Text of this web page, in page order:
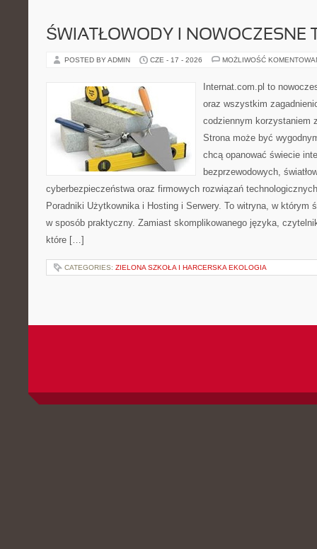
ŚWIATŁOWODY I NOWOCZESNE
POSTED BY ADMIN CZE - 17 - 2026 MOŻLIWOŚĆ
Internat.com.pl to
oraz wszystkim
codziennym korzystaniem
Strona może być
chcą opanować świecie
bezprzewodowych,
cyberbezpieczeństwa oraz firmowych rozwiązań
Poradniki Użytkownika i Hosting i Serwery. To witryna, w którym
w sposób praktyczny. Zamiast skomplikowanego języka,
które […]
CATEGORIES: ZIELONA SZKOŁA I HARCERSKA EKOLOGIA